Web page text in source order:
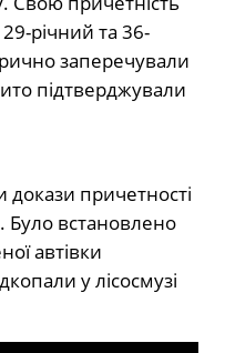
річний та 36-
заперечували
підтверджували
докази причетності
Було встановлено
автівки
у лісосмузі